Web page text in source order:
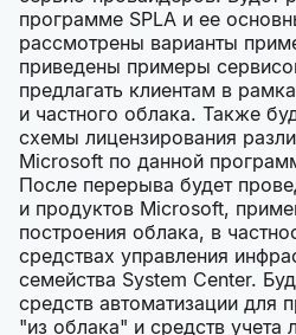
программе SPLA и ее
рассмотрены варианты
приведены примеры
предлагать клиентам в
и частного облака. Также
схемы лицензирования
Microsoft по данной
После перерыва будет
и продуктов Microsoft,
построения облака, в
средствах управления
семейства System Center.
средств автоматизации для
"из облака" и средств учета